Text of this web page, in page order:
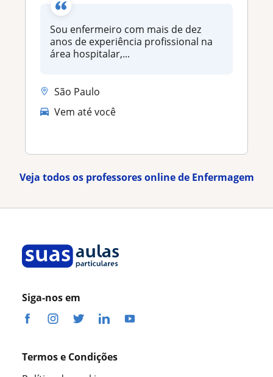
Sou enfermeiro com mais de dez
anos de experiência profissional na
área hospitalar,...
São Paulo
Vem até você
Veja todos os professores online de Enfermagem
Siga-nos em
Termos e Condições